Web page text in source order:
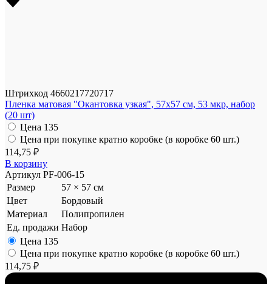
Штрихкод 4660217720717
Пленка матовая "Окантовка узкая", 57x57 см, 53 мкр, набор
(20 шт)
Цена 135
Цена при покупке кратно коробке (в коробке 60 шт.)
114,75 ₽
В корзину
Артикул PF-006-15
Размер
57 × 57 см
Цвет
Бордовый
Материал
Полипропилен
Ед. продажи Набор
Цена 135
Цена при покупке кратно коробке (в коробке 60 шт.)
114,75 ₽